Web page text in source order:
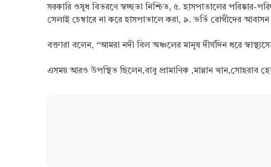
সরকারি ওষুধ বিতরণে স্বচ্ছতা নিশ্চিত, ৫. হাসপাতালের পরিষ্কার-
সেলাই চেম্বারে না করে হাসপাতালে করা, ৯. ভর্তি রোগীদের আবাসন
বক্তারা বলেন, “আমরা নদী বিল অঞ্চলের মানুষ দীর্ঘদিন ধরে
এসময় আরও উপস্থিত ছিলেন,বাবু প্রামাণিক ,মান্নান